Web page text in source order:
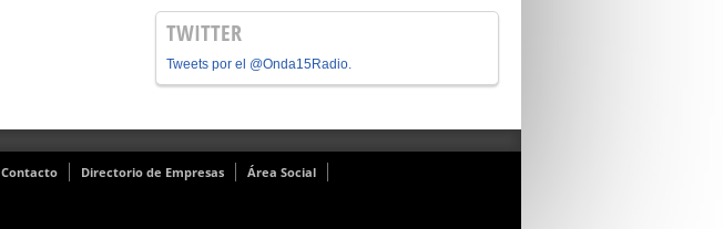
TWITTER
Tweets por el @Onda15Radio.
Contacto Directorio de Empresas
Área Social